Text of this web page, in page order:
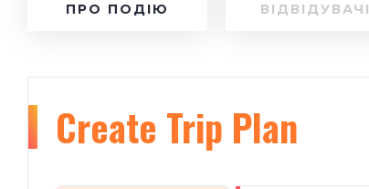
ПРО ПОДІЮ ВІДВІДУВАЧІ
Create Trip Plan